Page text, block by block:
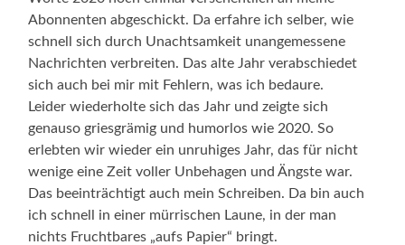
Abonnenten abgeschickt. Da erfahre ich selber, wie
schnell sich durch Unachtsamkeit unangemessene
Nachrichten verbreiten. Das alte Jahr verabschiedet
sich auch bei mir mit Fehlern, was ich bedaure.
Leider wiederholte sich das Jahr und zeigte sich
genauso griesgrämig und humorlos wie 2020. So
erlebten wir wieder ein unruhiges Jahr, das für nicht
wenige eine Zeit voller Unbehagen und Ängste war.
Das beeinträchtigt auch mein Schreiben. Da bin auch
ich schnell in einer mürrischen Laune, in der man
nichts Fruchtbares „aufs Papier“ bringt.